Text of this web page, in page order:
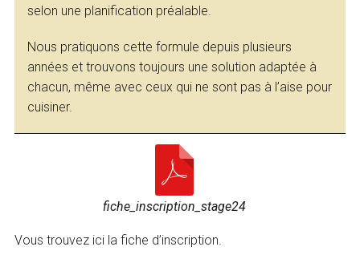
selon une planification préalable.
Nous pratiquons cette formule depuis plusieurs
années et trouvons toujours une solution adaptée à
chacun, même avec ceux qui ne sont pas à l’aise pour
cuisiner.
fiche_inscription_stage24
Vous trouvez ici la fiche d’inscription.